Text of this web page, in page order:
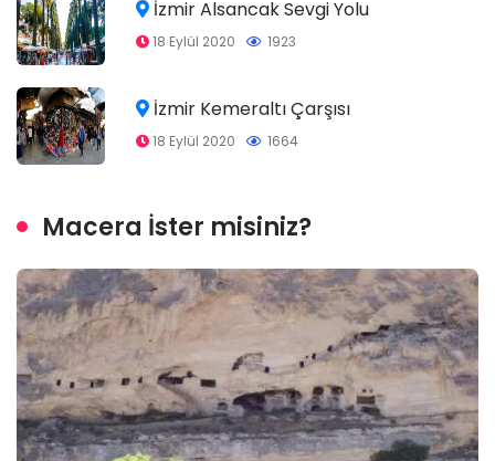
İzmir Alsancak Sevgi Yolu
18 Eylül 2020 1923
İzmir Kemeraltı Çarşısı
18 Eylül 2020 1664
Macera İster misiniz?